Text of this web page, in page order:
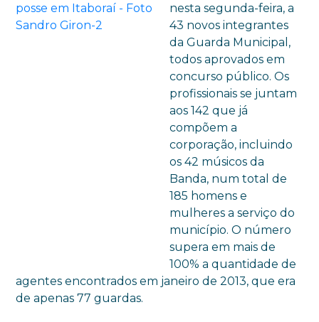
nesta segunda-feira, a
43 novos integrantes
da Guarda Municipal,
todos aprovados em
concurso público. Os
profissionais se juntam
aos 142 que já
compõem a
corporação, incluindo
os 42 músicos da
Banda, num total de
185 homens e
mulheres a serviço do
município. O número
supera em mais de
100% a quantidade de
agentes encontrados em janeiro de 2013, que era
de apenas 77 guardas.